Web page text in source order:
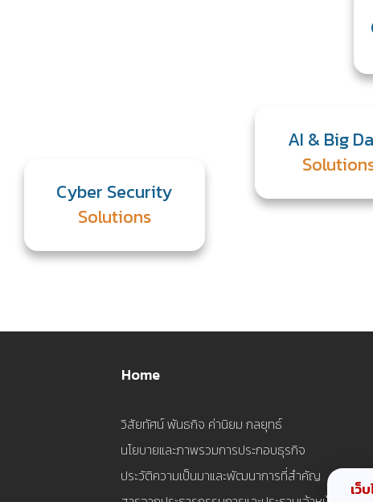
AI & Big
Cyber Security
Solutions
Home
วิสัยทัศน์ พันธกิจ ค่านิยม กลยุทธ์
นโยบายและภาพรวมการประกอบธุรกิจ
ประวัติความเป็นมาและพัฒนาการที่สำคัญ
เว็